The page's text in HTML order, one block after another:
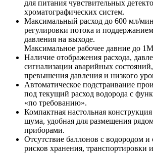
для питания чувствительных
хроматографических систем.
Максимальный расход до 600 мл/
регулировки потока и
давления на выходе.
Максимальное рабочее давние до
Наличие отображения расхода,
сигнализации аварийных
превышения давления и низкого
Автоматическое подстраивание
под текущий расход водорода с
«по требованию».
Компактная настольная
шума, удобная для размещения
приборами.
Отсутствие баллонов с водородом
рисков хранения, транспортировки